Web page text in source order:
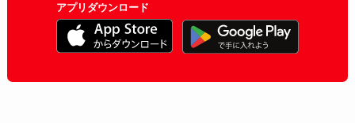
アプリダウンロード